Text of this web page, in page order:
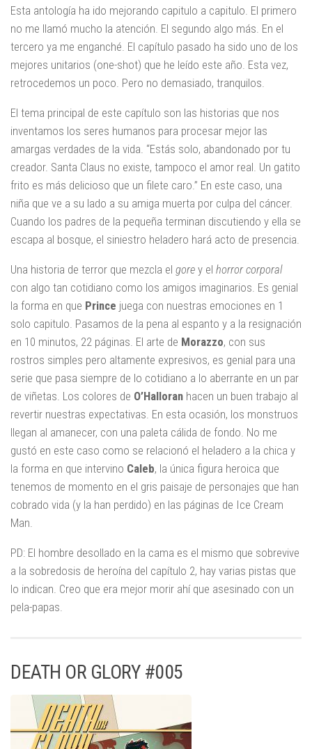
Esta antología ha ido mejorando capitulo a capitulo. El primero
no me llamó mucho la atención. El segundo algo más. En el
tercero ya me enganché. El capítulo pasado ha sido uno de los
mejores unitarios (one-shot) que he leído este año. Esta vez,
retrocedemos un poco. Pero no demasiado, tranquilos.
El tema principal de este capítulo son las historias que nos
inventamos los seres humanos para procesar mejor las
amargas verdades de la vida. “Estás solo, abandonado por tu
creador. Santa Claus no existe, tampoco el amor real. Un gatito
frito es más delicioso que un filete caro.” En este caso, una
niña que ve a su lado a su amiga muerta por culpa del cáncer.
Cuando los padres de la pequeña terminan discutiendo y ella se
escapa al bosque, el siniestro heladero hará acto de presencia.
Una historia de terror que mezcla el gore y el horror corporal
con algo tan cotidiano como los amigos imaginarios. Es genial
la forma en que Prince juega con nuestras emociones en 1
solo capitulo. Pasamos de la pena al espanto y a la resignación
en 10 minutos, 22 páginas. El arte de Morazzo, con sus
rostros simples pero altamente expresivos, es genial para una
serie que pasa siempre de lo cotidiano a lo aberrante en un par
de viñetas. Los colores de O’Halloran hacen un buen trabajo al
revertir nuestras expectativas. En esta ocasión, los monstruos
llegan al amanecer, con una paleta cálida de fondo. No me
gustó en este caso como se relacionó el heladero a la chica y
la forma en que intervino Caleb, la única figura heroica que
tenemos de momento en el gris paisaje de personajes que han
cobrado vida (y la han perdido) en las páginas de Ice Cream
Man.
PD: El hombre desollado en la cama es el mismo que sobrevive
a la sobredosis de heroína del capítulo 2, hay varias pistas que
lo indican. Creo que era mejor morir ahí que asesinado con un
pela-papas.
DEATH OR GLORY #005